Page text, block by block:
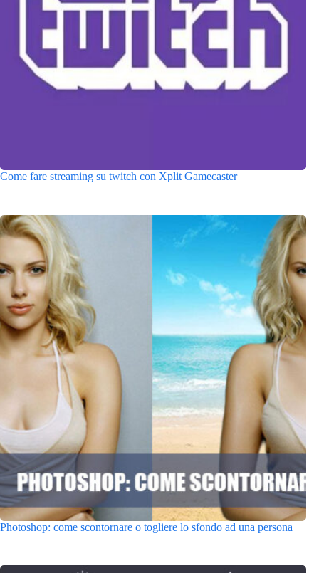
Come fare streaming su twitch con Xplit Gamecaster
Photoshop: come scontornare o togliere lo sfondo ad una persona